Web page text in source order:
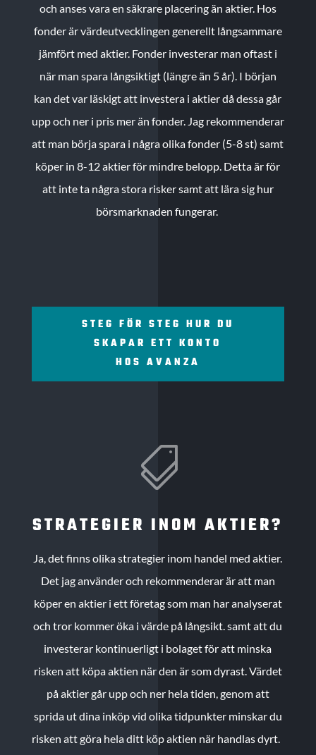
och anses vara en säkrare placering än aktier. Hos
fonder är värdeutvecklingen generellt långsammare
jämfört med aktier. Fonder investerar man oftast i
när man spara långsiktigt (längre än 5 år). I början
kan det var läskigt att investera i aktier då dessa går
upp och ner i pris mer än fonder. Jag rekommenderar
att man börja spara i några olika fonder (5-8 st) samt
köper in 8-12 aktier för mindre belopp. Detta är för
att inte ta några stora risker samt att lära sig hur
börsmarknaden fungerar.
STEG FÖR STEG HUR DU
SKAPAR ETT KONTO
HOS AVANZA

STRATEGIER INOM AKTIER?
Ja, det finns olika strategier inom handel med aktier.
Det jag använder och rekommenderar är att man
köper en aktier i ett företag som man har analyserat
och tror kommer öka i värde på långsikt. samt att du
investerar kontinuerligt i bolaget för att minska
risken att köpa aktien när den är som dyrast. Värdet
på aktier går upp och ner hela tiden, genom att
sprida ut dina inköp vid olika tidpunkter minskar du
risken att göra hela ditt köp aktien när handlas dyrt.